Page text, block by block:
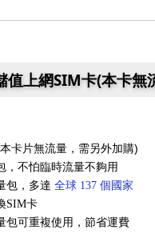
值上網SIM卡(本卡無
卡片無流量 ， 需另外加購)
， 不怕臨時流量不夠用
包 ，多達 全球 137 個國家
SIM卡
包可重複使用 ，節省運費